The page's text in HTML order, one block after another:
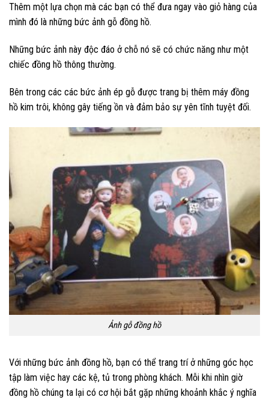
Thêm một lựa chọn mà các bạn có thể đưa ngay vào giỏ hàng của
mình đó là những bức ảnh gỗ đồng hồ.
Những bức ảnh này độc đáo ở chỗ nó sẽ có chức năng như một
chiếc đồng hồ thông thường.
Bên trong các các bức ảnh ép gỗ được trang bị thêm máy đồng
hồ kim trôi, không gây tiếng ồn và đảm bảo sự yên tĩnh tuyệt đối.
Ảnh gỗ đồng hồ
Với những bức ảnh đồng hồ, bạn có thể trang trí ở những góc học
tập làm việc hay các kệ, tủ trong phòng khách. Mỗi khi nhìn giờ
đồng hồ chúng ta lại có cơ hội bắt gặp những khoảnh khắc ý nghĩa